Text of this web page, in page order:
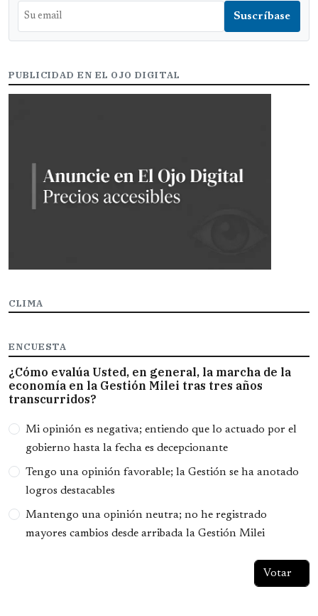
PUBLICIDAD EN EL OJO DIGITAL
CLIMA
ENCUESTA
¿Cómo evalúa Usted, en general, la marcha de la
economía en la Gestión Milei tras tres años
transcurridos?
Opciones
Mi opinión es negativa; entiendo que lo actuado por el
gobierno hasta la fecha es decepcionante
Tengo una opinión favorable; la Gestión se ha anotado
logros destacables
Mantengo una opinión neutra; no he registrado
mayores cambios desde arribada la Gestión Milei